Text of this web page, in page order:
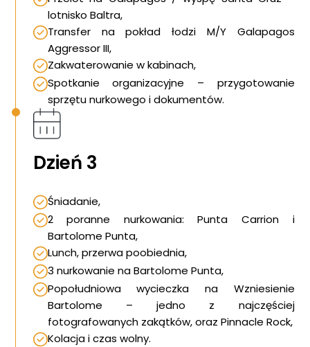
lotnisko Baltra,
Transfer na pokład łodzi M/Y Galapagos
Aggressor III,
Zakwaterowanie w kabinach,
Spotkanie organizacyjne – przygotowanie
sprzętu nurkowego i dokumentów.
Dzień 3
Śniadanie,
2 poranne nurkowania: Punta Carrion i
Bartolome Punta,
Lunch, przerwa poobiednia,
3 nurkowanie na Bartolome Punta,
Popołudniowa wycieczka na Wzniesienie
Bartolome – jedno z najczęściej
fotografowanych zakątków, oraz Pinnacle Rock,
Kolacja i czas wolny.